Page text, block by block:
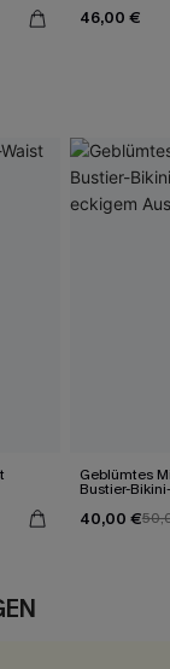
46,00 €
Geblümtes
Bustier-
40,00 €